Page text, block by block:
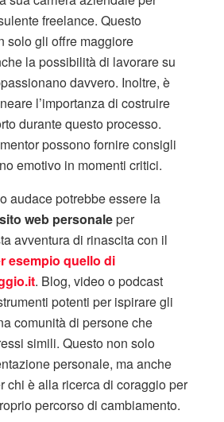
freelance. Questo
solo gli offre maggiore
la possibilità di lavorare su
davvero. Inoltre, è
l’importanza di costruire
durante questo processo.
possono fornire consigli
emotivo in momenti critici.
audace potrebbe essere la
web personaleper
avventura di rinascita con il
esempio quello di
. Blog, video o podcast
potenti per ispirare gli
comunità di persone che
simili. Questo non solo
personale, ma anche
chi è alla ricerca di coraggio per
percorso di cambiamento.